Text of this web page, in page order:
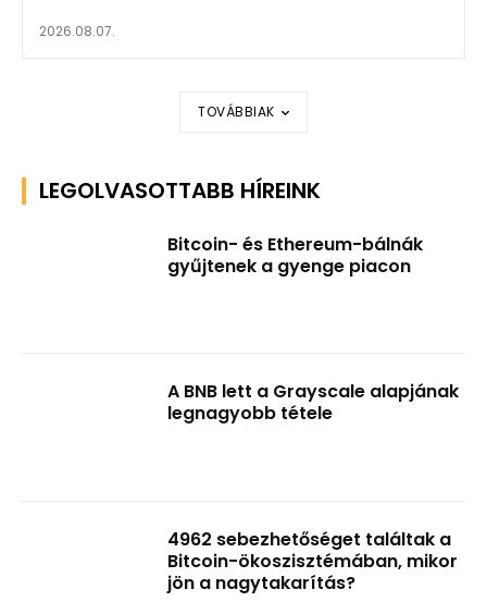
2026.08.07.
TOVÁBBIAK
LEGOLVASOTTABB HÍREINK
Bitcoin- és Ethereum-bálnák
gyűjtenek a gyenge piacon
A BNB lett a Grayscale alapjának
legnagyobb tétele
4962 sebezhetőséget találtak a
Bitcoin-ökoszisztémában, mikor
jön a nagytakarítás?